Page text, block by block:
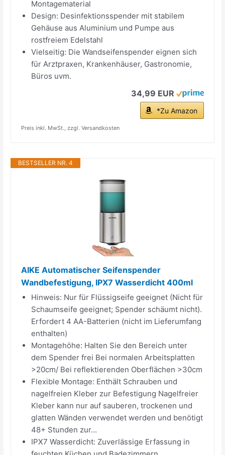
Montagematerial
Design: Desinfektionsspender mit stabilem
Gehäuse aus Aluminium und Pumpe aus
rostfreiem Edelstahl
Vielseitig: Die Wandseifenspender eignen sich
für Arztpraxen, Krankenhäuser, Gastronomie,
Büros uvm.
34,99 EUR
*Zu Amazon
Preis inkl. MwSt., zzgl. Versandkosten
BESTSELLER NR. 4
AIKE Automatischer Seifenspender
Wandbefestigung, IPX7 Wasserdicht 400ml
Hinweis: Nur für Flüssigseife geeignet (Nicht für
Schaumseife geeignet; Spender schäumt nicht).
Erfordert 4 AA-Batterien (nicht im Lieferumfang
enthalten)
Montagehöhe: Halten Sie den Bereich unter
dem Spender frei Bei normalen Arbeitsplatten
>20cm/ Bei reflektierenden Oberflächen >30cm
Flexible Montage: Enthält Schrauben und
nagelfreien Kleber zur Befestigung Nagelfreier
Kleber kann nur auf sauberen, trockenen und
glatten Wänden verwendet werden und benötigt
48+ Stunden zur...
IPX7 Wasserdicht: Zuverlässige Erfassung in